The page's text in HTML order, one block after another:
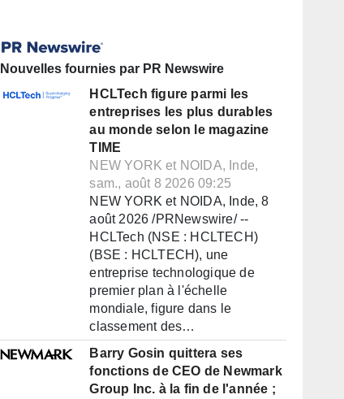
Nouvelles fournies par PR Newswire
HCLTech figure parmi les
entreprises les plus durables
au monde selon le magazine
TIME
NEW YORK et NOIDA, Inde,
sam., août 8 2026 09:25
NEW YORK et NOIDA, Inde, 8
août 2026 /PRNewswire/ --
HCLTech (NSE : HCLTECH)
(BSE : HCLTECH), une
entreprise technologique de
premier plan à l'échelle
mondiale, figure dans le
classement des…
Barry Gosin quittera ses
fonctions de CEO de Newmark
Group Inc. à la fin de l'année ;